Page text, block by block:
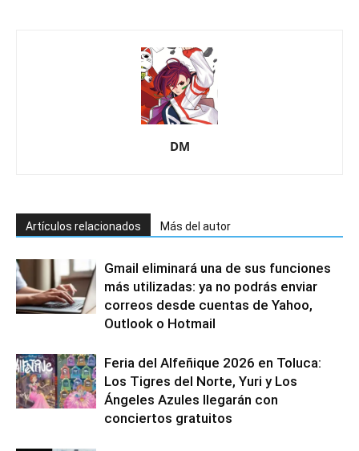
DM
Artículos relacionados Más del autor
Gmail eliminará una de sus funciones
más utilizadas: ya no podrás enviar
correos desde cuentas de Yahoo,
Outlook o Hotmail
Feria del Alfeñique 2026 en Toluca:
Los Tigres del Norte, Yuri y Los
Ángeles Azules llegarán con
conciertos gratuitos